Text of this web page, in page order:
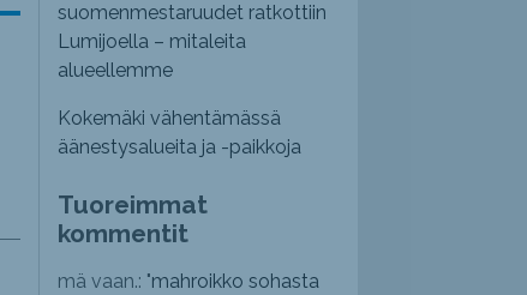
suomenmestaruudet ratkottiin
Lumijoella – mitaleita
alueellemme
Kokemäki vähentämässä
äänestysalueita ja -paikkoja
Tuoreimmat
kommentit
mä vaan.: "mahroikko sohasta